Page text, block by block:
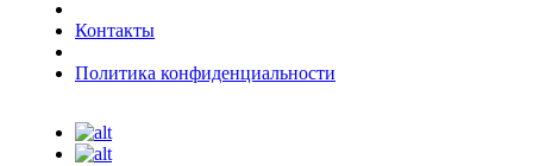
Контакты
Политика конфиденциальности